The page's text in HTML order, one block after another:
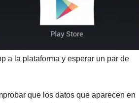
a la plataforma y esperar un par de
que los datos que aparecen en